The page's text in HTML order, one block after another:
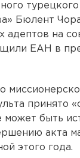
Бюлент
адептов на
ЕАН в
принято
может быть
акта
этого года.